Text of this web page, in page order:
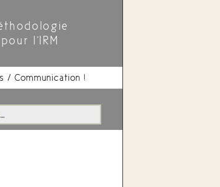
l'IRM
/ Communication !